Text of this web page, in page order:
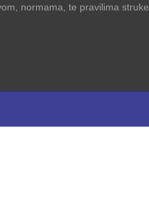
normama, te pravilima struke.